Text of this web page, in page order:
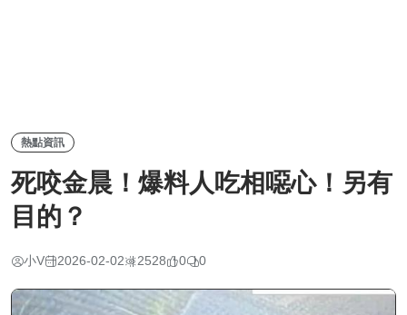
熱點資訊
死咬金晨！爆料人吃相噁心！另有
目的？
小V 2026-02-02 2528 0 0